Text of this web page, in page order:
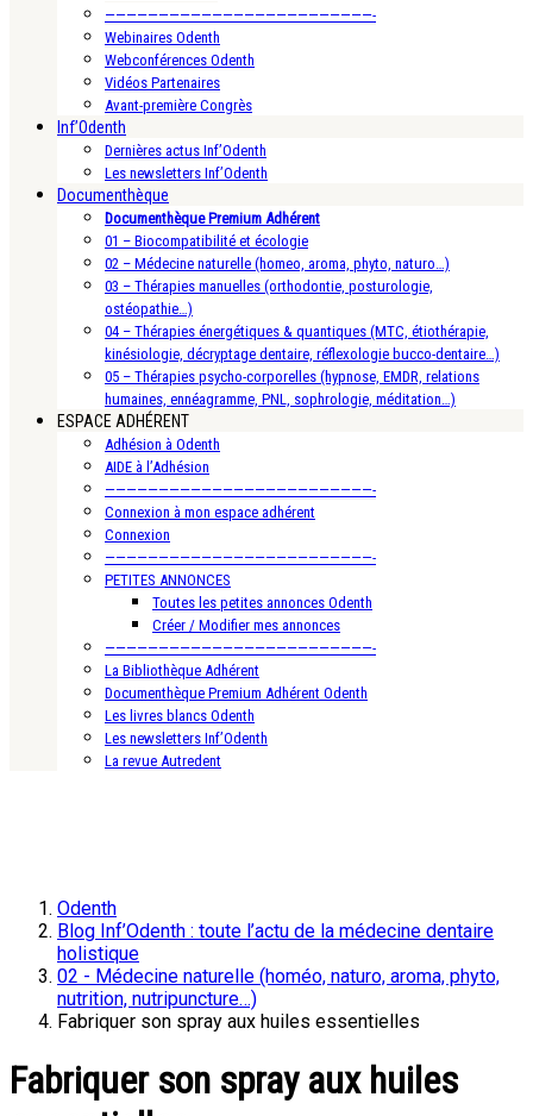
—————————————————————————-
Webinaires Odenth
Webconférences Odenth
Vidéos Partenaires
Avant-première Congrès
Inf’Odenth
Dernières actus Inf’Odenth
Les newsletters Inf’Odenth
Documenthèque
Documenthèque Premium Adhérent
01 – Biocompatibilité et écologie
02 – Médecine naturelle (homeo, aroma, phyto, naturo…)
03 – Thérapies manuelles (orthodontie, posturologie,
ostéopathie…)
04 – Thérapies énergétiques & quantiques (MTC, étiothérapie,
kinésiologie, décryptage dentaire, réflexologie bucco-dentaire…)
05 – Thérapies psycho-corporelles (hypnose, EMDR, relations
humaines, ennéagramme, PNL, sophrologie, méditation…)
ESPACE ADHÉRENT
Adhésion à Odenth
AIDE à l’Adhésion
—————————————————————————-
Connexion à mon espace adhérent
Connexion
—————————————————————————-
PETITES ANNONCES
Toutes les petites annonces Odenth
Créer / Modifier mes annonces
—————————————————————————-
La Bibliothèque Adhérent
Documenthèque Premium Adhérent Odenth
Les livres blancs Odenth
Les newsletters Inf’Odenth
La revue Autredent
Odenth
Blog Inf’Odenth : toute l’actu de la médecine dentaire
holistique
02 - Médecine naturelle (homéo, naturo, aroma, phyto,
nutrition, nutripuncture…)
Fabriquer son spray aux huiles essentielles
Fabriquer son spray aux huiles